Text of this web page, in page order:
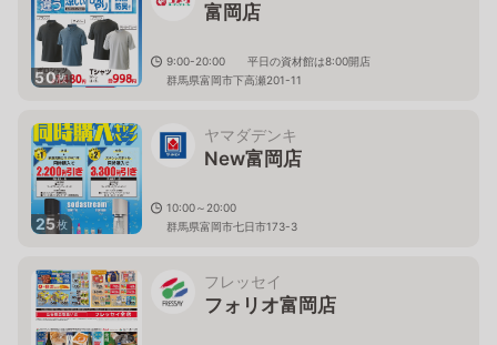
50枚
富岡店
9:00-20:00 平日の資材館は8:00開店
群馬県富岡市下高瀬201-11
25枚
ヤマダデンキ
New富岡店
10:00～20:00
群馬県富岡市七日市173-3
フレッセイ
フォリオ富岡店